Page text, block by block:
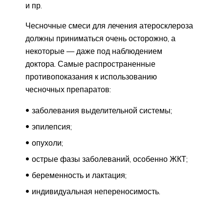
и пр.
Чесночные смеси для лечения атеросклероза
должны приниматься очень осторожно, а
некоторые — даже под наблюдением
доктора. Самые распространенные
противопоказания к использованию
чесночных препаратов:
заболевания выделительной системы;
эпилепсия;
опухоли;
острые фазы заболеваний, особенно ЖКТ;
беременность и лактация;
индивидуальная непереносимость.